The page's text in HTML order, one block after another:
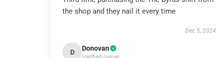
the shop and they nail it every time
Dec 5, 2024
D Donovan